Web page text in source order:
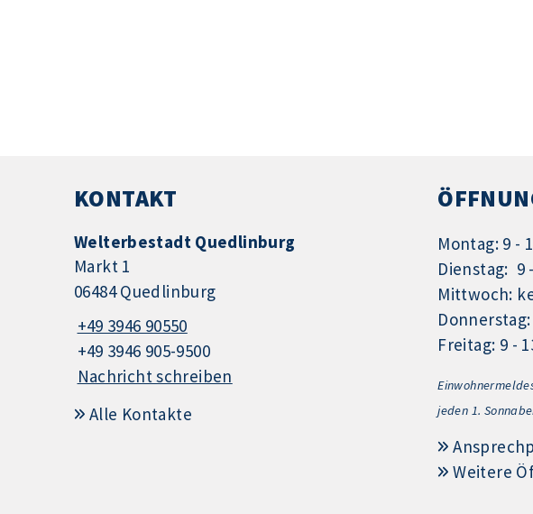
KONTAKT
Welterbestadt Quedlinburg
Markt 1
06484 Quedlinburg
+49 3946 90550
+49 3946 905-9500
Nachricht schreiben
Alle Kontakte
Montag: 9 -
Dienstag: 9
Mittwoch:
Freitag: 9 -
jeden 1.
Weitere